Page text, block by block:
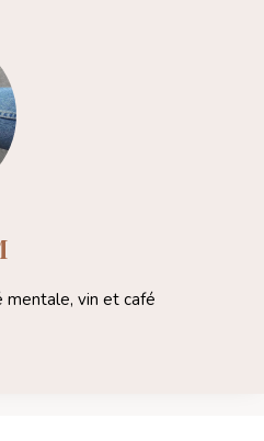
mentale, vin et café